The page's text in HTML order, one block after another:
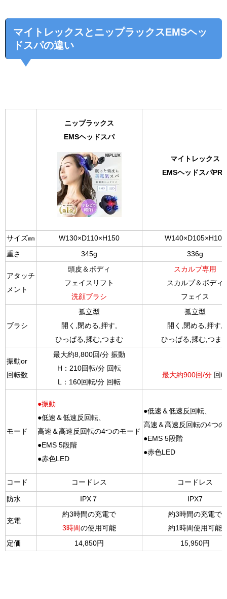
マイトレックスとニップラックスEMSヘッ
ドスパの違い
ニップラックス
EMSヘッドスパ
マイトレックス
EMSヘッドスパ
サイズ㎜ W130×D110×H150
W140×D105×H105
重さ
345g 336g
アタッチ
メント
頭皮＆ボディ
フェイスリフト
洗顔ブラシ
スカルプ専用
スカルプ＆ボディ
フェイス
ブラシ
孤立型
開く,閉める,押す,
ひっぱる,揉む,つまむ
孤立型
開く,閉める,押す,
ひっぱる,揉む,つま
振動or
回転数
最大約8,800回/分 振動
H：210回転/分 回転
L：160回転/分 回転
最大約900回/分 回
モード
●振動
●低速＆低速反回転、
高速＆高速反回転の4つのモード
●EMS 5段階
●赤色LED
●低速＆低速反回転、
高速＆高速反回転の4つ
●EMS 5段階
●赤色LED
コード コードレス コードレス
防水 IPX７ IPX7
充電
約3時間の充電で
3時間の使用可能
約3時間の充電で
約1時間使用可能
定価
14,850円 15,950円